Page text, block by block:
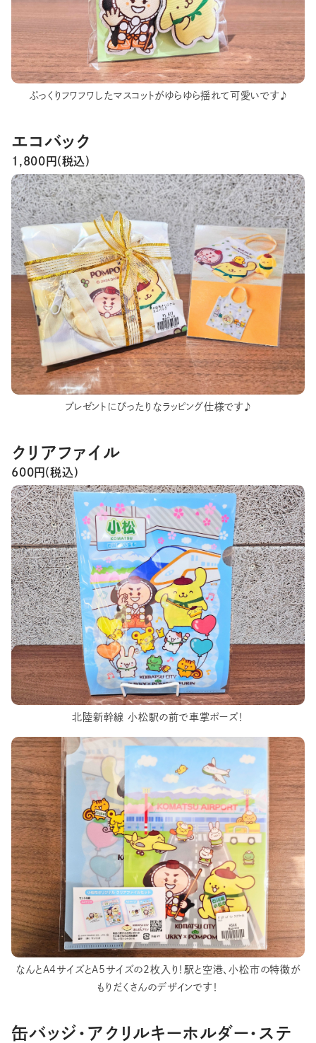
ぷっくりフワフワしたマスコットがゆらゆら揺れて可愛いです♪
エコバック
1,800円(税込)
プレゼントにぴったりなラッピング仕様です♪
クリアファイル
600円(税込)
北陸新幹線 小松駅の前で車掌ポーズ！
なんとA4サイズとA5サイズの2枚入り！駅と空港、小松市の特徴が
もりだくさんのデザインです！
缶バッジ・アクリルキーホルダー・ステ